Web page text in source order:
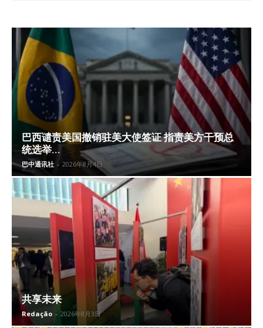
巴西谴责美国撤销驻美大使签证 指责美方干预总
统选举...
巴中通讯社 - 2026年8月4日
共享未来
Redação - 2026年8月3日